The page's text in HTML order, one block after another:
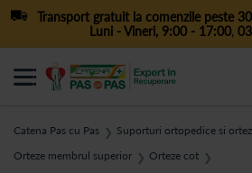
Transport gratuit la comenzile peste
Luni - Vineri, 9:00 - 17:00,
Catena Pas cu Pas ❯ Suporturi ortopedice si
Orteze membrul superior ❯ Orteze cot ❯